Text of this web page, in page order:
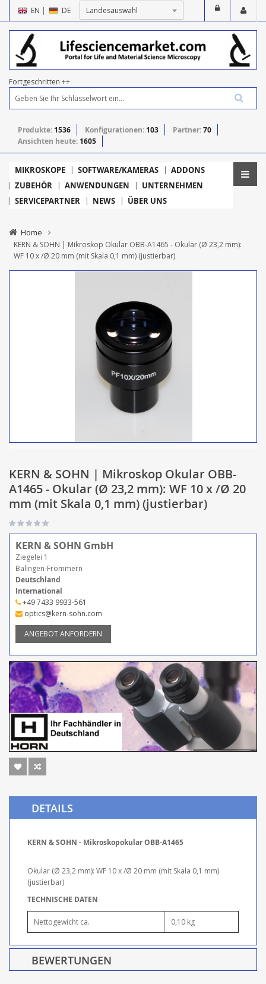
EN | DE
Fortgeschritten ++
Produkte: 1536 Konfigurationen: 103 Partner:70
Ansichten heute: 1605
MIKROSKOPE SOFTWARE/KAMERAS
ADDONS
ZUBEHÖR
ANWENDUNGEN
UNTERNEHMEN
SERVICEPARTNER
NEWS ÜBER UNS
Home
KERN & SOHN | Mikroskop Okular OBB-A1465 - Okular (Ø 23,2 mm):
WF 10 x /Ø 20 mm (mit Skala 0,1 mm) (justierbar)
KERN & SOHN | Mikroskop Okular OBB-
A1465 - Okular (Ø 23,2 mm): WF 10 x /Ø 20
mm (mit Skala 0,1 mm) (justierbar)
KERN & SOHN GmbH
Ziegelei 1
Balingen-Frommern
Deutschland
International
+49 7433 9933-561
optics@kern-sohn.com
ANGEBOT ANFORDERN
DETAILS
KERN & SOHN - Mikroskopokular OBB-A1465
Okular (Ø 23,2 mm): WF 10 x /Ø 20 mm (mit Skala 0,1 mm)
(justierbar)
TECHNISCHE DATEN
Nettogewicht ca. 0,10 kg
BEWERTUNGEN